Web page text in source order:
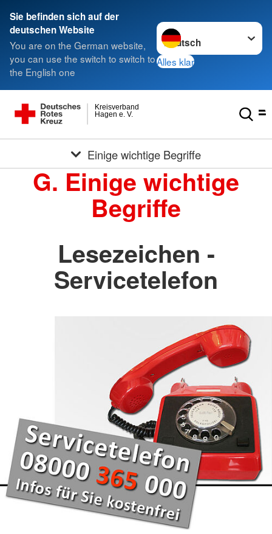
Sie befinden sich auf der
deutschen Website
You are on the German website,
you can use the switch to switch to
the English one
Sprache wechseln zu
Alles klar
Hagen e. V.
Kreisverband
Einige wichtige Begriffe
G. Einige wichtige
Begriffe
Lesezeichen -
Servicetelefon